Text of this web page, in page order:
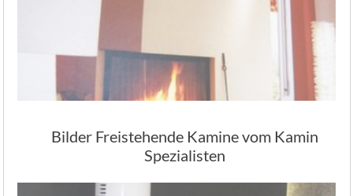
Bilder Freistehende Kamine vom Kamin
Spezialisten